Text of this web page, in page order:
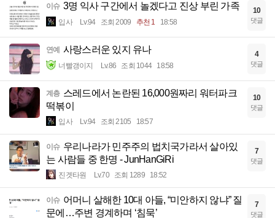
이슈 3명 익사 구간에서 놀겠다고 진상 부린 가족
입사 Lv.94 조회 2009 추천 1 18:58
10
댓글
연예 사랑스러운 있지 유나
너빨갱이지 Lv.86 조회 1044 18:58
4
댓글
계층 스레드에서 논란된 16,000원짜리 워터파크
떡볶이
입사 Lv.94 조회 2105 18:57
10
댓글
이슈 우리나라가 민주주의 법치국가라서 살아있
는 사람들 중 한명 - JunHanGiRi
진겟타원 Lv.70 조회 1289 18:52
7
댓글
이슈 어머니 살해한 10대 아들, “미안하지 않냐” 질
문에…주변 경계하며 ‘침묵’
7
댓글